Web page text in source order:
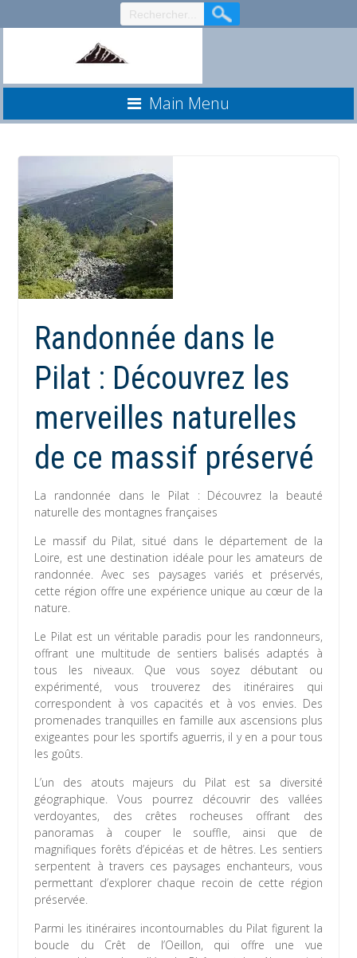
au
Main Menu
Randonnée dans le
Pilat : Découvrez les
merveilles naturelles
de ce massif préservé
La randonnée dans le Pilat : Découvrez la beauté
naturelle des montagnes françaises
Le massif du Pilat, situé dans le département de la
Loire, est une destination idéale pour les amateurs de
randonnée. Avec ses paysages variés et préservés,
cette région offre une expérience unique au cœur de la
nature.
Le Pilat est un véritable paradis pour les randonneurs,
offrant une multitude de sentiers balisés adaptés à
tous les niveaux. Que vous soyez débutant ou
expérimenté, vous trouverez des itinéraires qui
correspondent à vos capacités et à vos envies. Des
promenades tranquilles en famille aux ascensions plus
exigeantes pour les sportifs aguerris, il y en a pour tous
les goûts.
L’un des atouts majeurs du Pilat est sa diversité
géographique. Vous pourrez découvrir des vallées
verdoyantes, des crêtes rocheuses offrant des
panoramas à couper le souffle, ainsi que de
magnifiques forêts d’épicéas et de hêtres. Les sentiers
serpentent à travers ces paysages enchanteurs, vous
permettant d’explorer chaque recoin de cette région
préservée.
Parmi les itinéraires incontournables du Pilat figurent la
boucle du Crêt de l’Oeillon, qui offre une vue